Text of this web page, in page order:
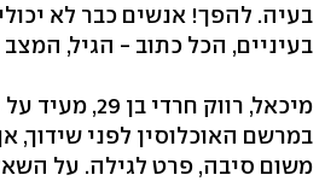
בעיה. להפך! אנשים כבר לא
בעיניים, הכל כתוב - הגיל,
מיכאל, רווק
במרשם האוכלוסין לפני שידוך,
משום סיבה, פרט לגילה. על